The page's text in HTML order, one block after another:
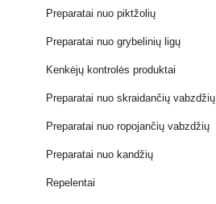
Preparatai nuo piktžolių
Preparatai nuo grybelinių ligų
Kenkėjų kontrolės produktai
Preparatai nuo skraidančių vabzdžių
Preparatai nuo ropojančių vabzdžių
Preparatai nuo kandžių
Repelentai